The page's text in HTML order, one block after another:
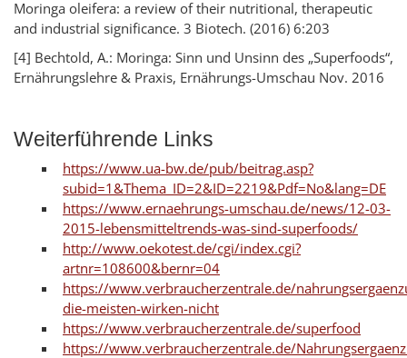
Moringa oleifera: a review of their nutritional, therapeutic
and industrial significance. 3 Biotech. (2016) 6:203
[4] Bechtold, A.: Moringa: Sinn und Unsinn des „Superfoods“,
Ernährungslehre & Praxis, Ernährungs-Umschau Nov. 2016
Weiterführende Links
https://www.ua-bw.de/pub/beitrag.asp?
subid=1&Thema_ID=2&ID=2219&Pdf=No&lang=DE
https://www.ernaehrungs-umschau.de/news/12-03-
2015-lebensmitteltrends-was-sind-superfoods/
http://www.oekotest.de/cgi/index.cgi?
artnr=108600&bernr=04
https://www.verbraucherzentrale.de/
die-meisten-wirken-nicht
https://www.verbraucherzentrale.de/superfood
https://www.verbraucherzentrale.de/